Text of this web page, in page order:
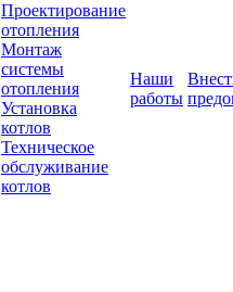
Проектирование
отопления
Монтаж
системы
отопления
Установка
котлов
Техническое
обслуживание
котлов
Наши
работы